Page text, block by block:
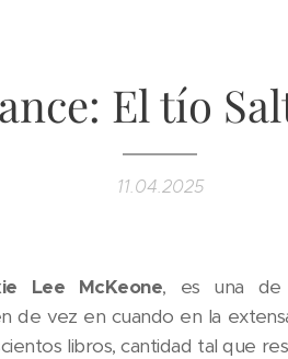
El tío
11.04.2025
Lee McKeone, es una de
de vez en cuando en la
libros, cantidad tal que